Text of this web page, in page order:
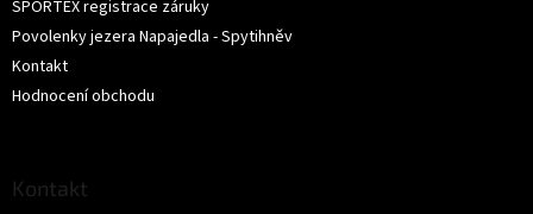
SPORTEX registrace záruky
Povolenky jezera Napajedla - Spytihněv
Kontakt
Hodnocení obchodu
Kontakt